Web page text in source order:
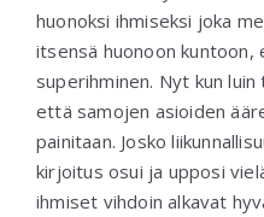
huonoksi ihmiseksi joka
itsensä huonoon kuntoon,
superihminen. Nyt kun
että samojen asioiden
painitaan. Josko
kirjoitus osui ja upposi
ihmiset vihdoin alkavat